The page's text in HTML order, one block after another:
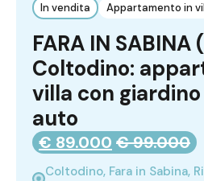
In vendita Appartamento in
FARA IN SABINA
Coltodino:
villa con
auto
€ 89.000 € 99.000
Coltodino, Fara in Sabina,